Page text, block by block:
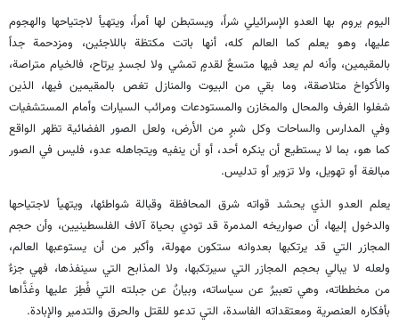
اليوم يروم بها العدو الإسرائيلي شراً، ويستبطن لها أمراً، ويتهيأ لاجتياحها والهجوم
عليها، وهو يعلم كما العالم كله، أنها باتت مكتظة باللاجئين، ومزدحمة جداً
بالمقيمين، وأنه لم يعد فيها متسعٌ لقدمٍ تمشي ولا لجسدٍ يرتاح، فالخيام متراصة،
والأكواخ متلاصقة، وما بقي من البيوت والمنازل تغص بالمقيمين فيها، الذين
شغلوا الغرف والمحال والمخازن والمستودعات ومرائب السيارات وأمام المستشفيات
وفي المدارس والساحات وكل شبرٍ من الأرض، ولعل الصور الفضائية تظهر الواقع
كما هو، بما لا يستطيع أن ينكره أحد، أو أن ينفيه ويتجاهله عدو، فليس في الصور
مبالغة أو تهويل، ولا تزوير أو تدليس.
يعلم العدو الذي يحشد قواته شرق المحافظة وقبالة شواطئها، ويتهيأ لاجتياحها
والدخول إليها، أن صواريخه المدمرة قد تودي بحياة آلاف الفلسطينيين، وأن حجم
المجازر التي قد يرتكبها بعدوانه ستكون مهولة، وأكبر من أن يستوعبها العالم،
ولعله لا يبالي بحجم المجازر التي سيرتكبها، ولا المذابح التي سينفذها، فهي جزءٌ
من مخططاته، وهي تعبيرٌ عن سياساته، وبيانٌ عن جبلته التي فُطِرَ عليها وغَذَّاها
بأفكاره العنصرية ومعتقداته الفاسدة، التي تدعو للقتل والحرق والتدمير والإبادة.